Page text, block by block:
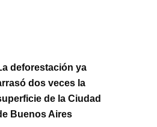
deforestación ya
dos veces la
de la Ciudad
Buenos Aires